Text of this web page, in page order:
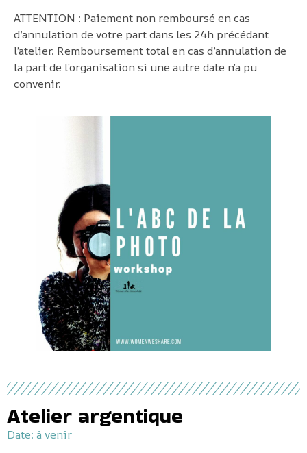
ATTENTION : Paiement non remboursé en cas
d’annulation de votre part dans les 24h précédant
l’atelier. Remboursement total en cas d’annulation de
la part de l’organisation si une autre date n’a pu
convenir.
Atelier argentique
Date: à venir